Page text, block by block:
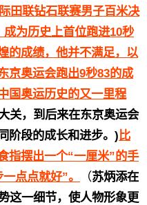
田联钻石联赛男子百米决
为历史上首位跑进10秒
的成绩，他并不满足，以
京奥运会跑出9秒83的成
国奥运历史的又一里程
关，到后来在东京奥运会
阶段的成长和进步。)比
指摆出一个“一厘米”的手
点点就好”。
（苏炳添在
这一细节，使人物形象更